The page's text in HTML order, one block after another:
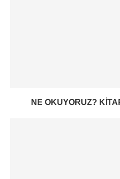
NE OKUYORUZ?